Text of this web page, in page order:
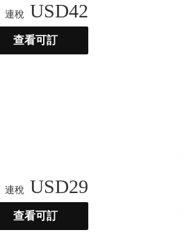
連稅 USD42
查看可訂
連稅 USD29
查看可訂